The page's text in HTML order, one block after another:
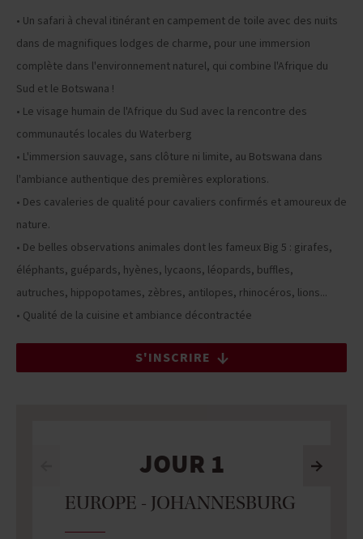
• Un safari à cheval itinérant en campement de toile avec des nuits
dans de magnifiques lodges de charme, pour une immersion
complète dans l'environnement naturel, qui combine l'Afrique du
Sud et le Botswana !
• Le visage humain de l'Afrique du Sud avec la rencontre des
communautés locales du Waterberg
• L'immersion sauvage, sans clôture ni limite, au Botswana dans
l'ambiance authentique des premières explorations.
• Des cavaleries de qualité pour cavaliers confirmés et amoureux de
nature.
• De belles observations animales dont les fameux Big 5 : girafes,
éléphants, guépards, hyènes, lycaons, léopards, buffles,
autruches, hippopotames, zèbres, antilopes, rhinocéros, lions...
• Qualité de la cuisine et ambiance décontractée
S'INSCRIRE
JOUR 1
EUROPE - JOHANNESBURG